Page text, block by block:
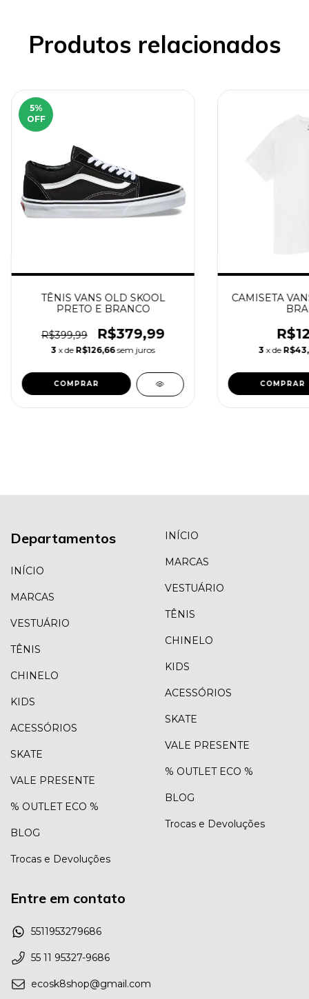
Produtos relacionados
5%
OFF
TÊNIS VANS OLD SKOOL
PRETO E BRANCO
R$399,99 R$379,99
3 x de R$126,66 sem juros
COMPRAR
CAMISETA
3 x de
COMPRAR
Departamentos
INÍCIO
MARCAS
VESTUÁRIO
TÊNIS
CHINELO
KIDS
ACESSÓRIOS
SKATE
VALE PRESENTE
% OUTLET ECO %
BLOG
Trocas e Devoluções
INÍCIO
MARCAS
VESTUÁRIO
TÊNIS
CHINELO
KIDS
ACESSÓRIOS
SKATE
VALE PRESENTE
% OUTLET ECO %
BLOG
Trocas e Devoluções
Entre em contato
5511953279686
55 11 95327-9686
ecosk8shop@gmail.com